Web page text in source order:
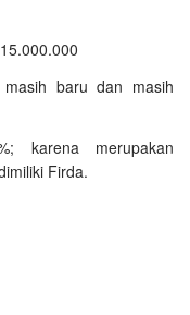
baru dan masih
karena merupakan
Firda.